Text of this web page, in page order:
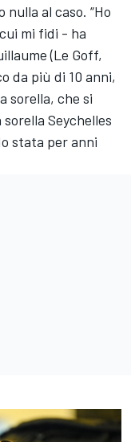
nulla al caso. “Ho
mi fidi - ha
(Le Goff,
da più di 10 anni,
sorella, che si
Seychelles
stata per anni